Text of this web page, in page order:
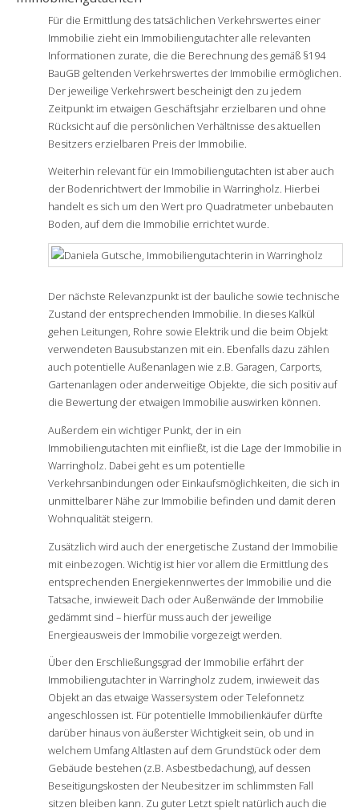
Für die Ermittlung des tatsächlichen Verkehrswertes einer
Immobilie zieht ein Immobiliengutachter alle relevanten
Informationen zurate, die die Berechnung des gemäß §194
BauGB geltenden Verkehrswertes der Immobilie ermöglichen.
Der jeweilige Verkehrswert bescheinigt den zu jedem
Zeitpunkt im etwaigen Geschäftsjahr erzielbaren und ohne
Rücksicht auf die persönlichen Verhältnisse des aktuellen
Besitzers erzielbaren Preis der Immobilie.
Weiterhin relevant für ein Immobiliengutachten ist aber auch
der Bodenrichtwert der Immobilie in Warringholz. Hierbei
handelt es sich um den Wert pro Quadratmeter unbebauten
Boden, auf dem die Immobilie errichtet wurde.
Der nächste Relevanzpunkt ist der bauliche sowie technische
Zustand der entsprechenden Immobilie. In dieses Kalkül
gehen Leitungen, Rohre sowie Elektrik und die beim Objekt
verwendeten Bausubstanzen mit ein. Ebenfalls dazu zählen
auch potentielle Außenanlagen wie z.B. Garagen, Carports,
Gartenanlagen oder anderweitige Objekte, die sich positiv auf
die Bewertung der etwaigen Immobilie auswirken können.
Außerdem ein wichtiger Punkt, der in ein
Immobiliengutachten mit einfließt, ist die Lage der Immobilie in
Warringholz. Dabei geht es um potentielle
Verkehrsanbindungen oder Einkaufsmöglichkeiten, die sich in
unmittelbarer Nähe zur Immobilie befinden und damit deren
Wohnqualität steigern.
Zusätzlich wird auch der energetische Zustand der Immobilie
mit einbezogen. Wichtig ist hier vor allem die Ermittlung des
entsprechenden Energiekennwertes der Immobilie und die
Tatsache, inwieweit Dach oder Außenwände der Immobilie
gedämmt sind – hierfür muss auch der jeweilige
Energieausweis der Immobilie vorgezeigt werden.
Über den Erschließungsgrad der Immobilie erfährt der
Immobiliengutachter in Warringholz zudem, inwieweit das
Objekt an das etwaige Wassersystem oder Telefonnetz
angeschlossen ist. Für potentielle Immobilienkäufer dürfte
darüber hinaus von äußerster Wichtigkeit sein, ob und in
welchem Umfang Altlasten auf dem Grundstück oder dem
Gebäude bestehen (z.B. Asbestbedachung), auf dessen
Beseitigungskosten der Neubesitzer im schlimmsten Fall
sitzen bleiben kann. Zu guter Letzt spielt natürlich auch die